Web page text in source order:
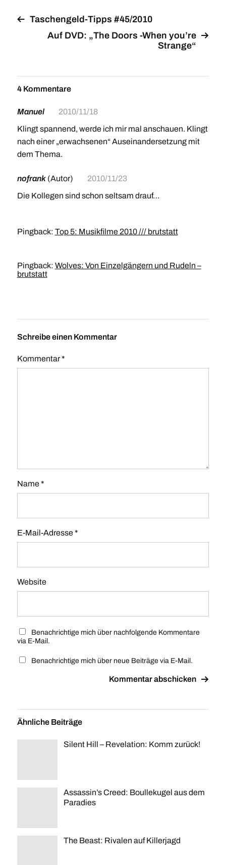
Taschengeld-Tipps #45/2010
Auf DVD: „The Doors -When you’re
Strange“
4 Kommentare
Manuel
2010/11/18
Klingt spannend, werde ich mir mal anschauen. Klingt
nach einer „erwachsenen“ Auseinandersetzung mit
dem Thema.
nofrank (Autor)
2010/11/23
Die Kollegen sind schon seltsam drauf…
Pingback: Top 5: Musikfilme 2010 /// brutstatt
Pingback: Wolves: Von Einzelgängern und Rudeln –
brutstatt
Schreibe einen Kommentar
Kommentar*
Name*
E-Mail-Adresse*
Website
Benachrichtige mich über nachfolgende Kommentare
via E-Mail.
Benachrichtige mich über neue Beiträge via E-Mail.
Ähnliche Beiträge
Silent Hill – Revelation: Komm zurück!
Assassin’s Creed: Boullekugel aus dem
Paradies
The Beast: Rivalen auf Killerjagd